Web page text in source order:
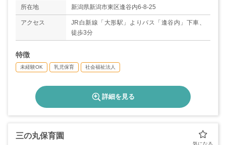
【年間休日数：108日】
所在地 新潟県新潟市東区逢谷内6-8-25
アクセス
JR白新線「大形駅」よりバス「逢谷内」下車、
徒歩3分
特徴
未経験OK 乳児保育 社会福祉法人
詳細を見る
三の丸保育園